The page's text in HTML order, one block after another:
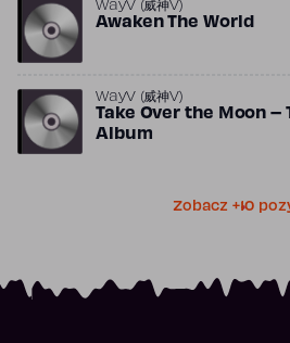
WayV (威神V)
Awaken The World
WayV (威神V)
Take Over the Moon –
Album
Zobacz +10